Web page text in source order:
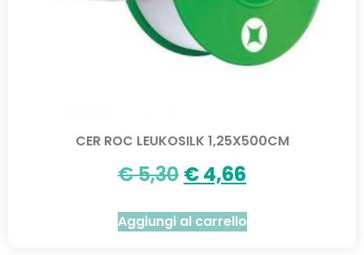
CER ROC LEUKOSILK 1,25X500CM
€5,30 €4,66
Aggiungi al carrello